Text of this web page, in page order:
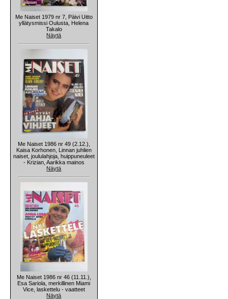
Me Naiset 1979 nr 7, Päivi Uitto
yllätysmissi Oulusta, Helena
Takalo
Näytä
Me Naiset 1986 nr 49 (2.12.),
Kaisa Korhonen, Linnan juhlien
naiset, joululahjoja, huippuneuleet
- Krizian, Aarikka mainos
Näytä
Me Naiset 1986 nr 46 (11.11.),
Esa Sariola, merkillinen Miami
Vice, laskettelu - vaatteet
Näytä